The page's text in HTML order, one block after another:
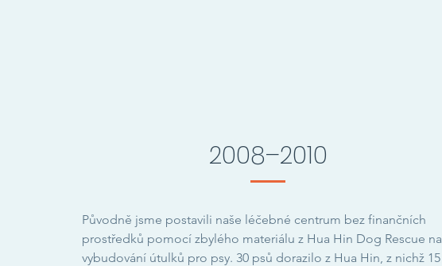
2008–2010
Původně jsme postavili naše léčebné centrum bez finančních
prostředků pomocí zbylého materiálu z Hua Hin Dog Rescue na
vybudování útulků pro psy. 30 psů dorazilo z Hua Hin, z nichž 15